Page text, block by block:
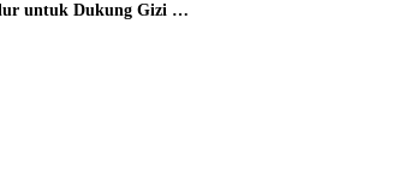
untuk Dukung Gizi 875
Kota